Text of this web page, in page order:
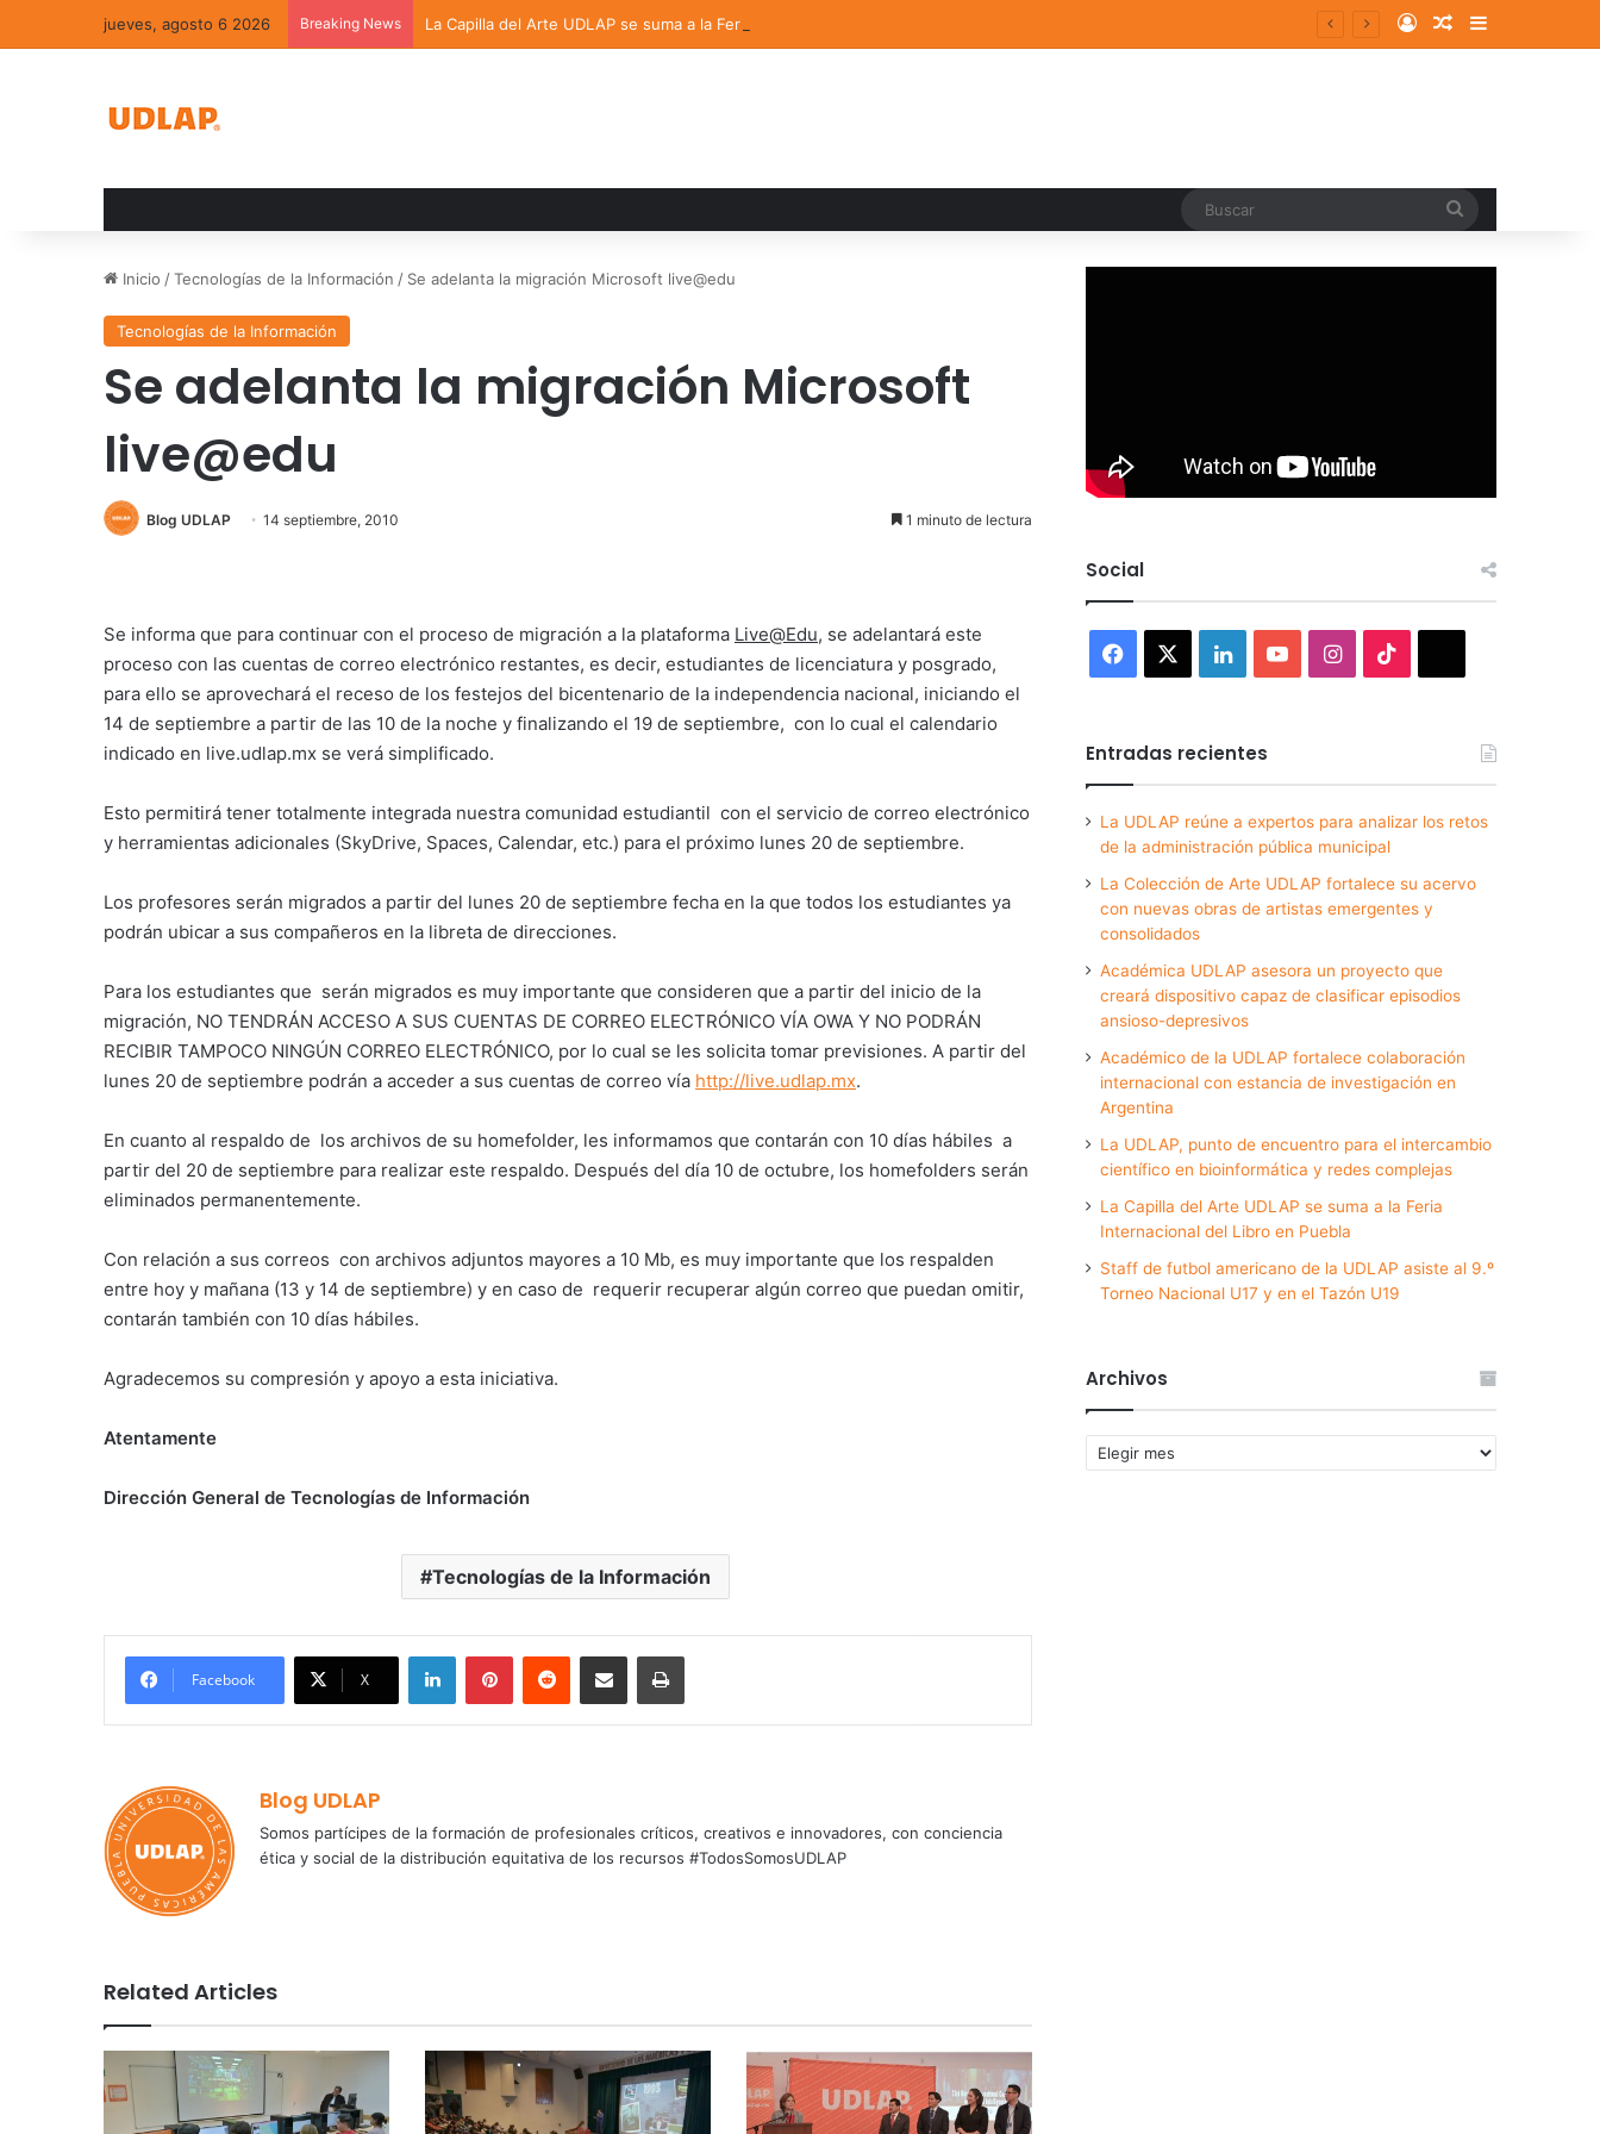
jueves, agosto 6 2026 Breaking News La Capilla del Arte UDLAP se suma a la Feria Internacional del Libro en Puebla Log InRandom Article
Sidebar
Inicio /Tecnologías de la Información / Se adelanta la migración Microsoft live@edu
Tecnologías de la Información
Se adelanta la migración Microsoft
live@edu
Blog UDLAP 14 septiembre, 2010 1 minuto de lectura
Se informa que para continuar con el proceso de migración a la plataforma Live@Edu, se adelantará este
proceso con las cuentas de correo electrónico restantes, es decir, estudiantes de licenciatura y posgrado,
para ello se aprovechará el receso de los festejos del bicentenario de la independencia nacional, iniciando el
14 de septiembre a partir de las 10 de la noche y finalizando el 19 de septiembre, con lo cual el calendario
indicado en live.udlap.mx se verá simplificado.
Esto permitirá tener totalmente integrada nuestra comunidad estudiantil con el servicio de correo electrónico
y herramientas adicionales (SkyDrive, Spaces, Calendar, etc.) para el próximo lunes 20 de septiembre.
Los profesores serán migrados a partir del lunes 20 de septiembre fecha en la que todos los estudiantes ya
podrán ubicar a sus compañeros en la libreta de direcciones.
Para los estudiantes que serán migrados es muy importante que consideren que a partir del inicio de la
migración, NO TENDRÁN ACCESO A SUS CUENTAS DE CORREO ELECTRÓNICO VÍA OWA Y NO PODRÁN
RECIBIR TAMPOCO NINGÚN CORREO ELECTRÓNICO, por lo cual se les solicita tomar previsiones. A partir del
lunes 20 de septiembre podrán a acceder a sus cuentas de correo vía http://live.udlap.mx.
En cuanto al respaldo de los archivos de su homefolder, les informamos que contarán con 10 días hábiles a
partir del 20 de septiembre para realizar este respaldo. Después del día 10 de octubre, los homefolders serán
eliminados permanentemente.
Con relación a sus correos con archivos adjuntos mayores a 10 Mb, es muy importante que los respalden
entre hoy y mañana (13 y 14 de septiembre) y en caso de requerir recuperar algún correo que puedan omitir,
contarán también con 10 días hábiles.
Agradecemos su compresión y apoyo a esta iniciativa.
Atentamente
Dirección General de Tecnologías de Información
Tecnologías de la Información
Facebook X
LinkedInPinterestReddit Share via Email Print
Blog UDLAP
Somos partícipes de la formación de profesionales críticos, creativos e innovadores, con conciencia
ética y social de la distribución equitativa de los recursos #TodosSomosUDLAP
Related Articles
Social
Facebook LinkedInYouTubeInstagram
Entradas recientes
La UDLAP reúne a expertos para analizar los retos
de la administración pública municipal
La Colección de Arte UDLAP fortalece su acervo
con nuevas obras de artistas emergentes y
consolidados
Académica UDLAP asesora un proyecto que
creará dispositivo capaz de clasificar episodios
ansioso-depresivos
Académico de la UDLAP fortalece colaboración
internacional con estancia de investigación en
Argentina
La UDLAP, punto de encuentro para el intercambio
científico en bioinformática y redes complejas
La Capilla del Arte UDLAP se suma a la Feria
Internacional del Libro en Puebla
Staff de futbol americano de la UDLAP asiste al 9.º
Torneo Nacional U17 y en el Tazón U19
Archivos
Archivos